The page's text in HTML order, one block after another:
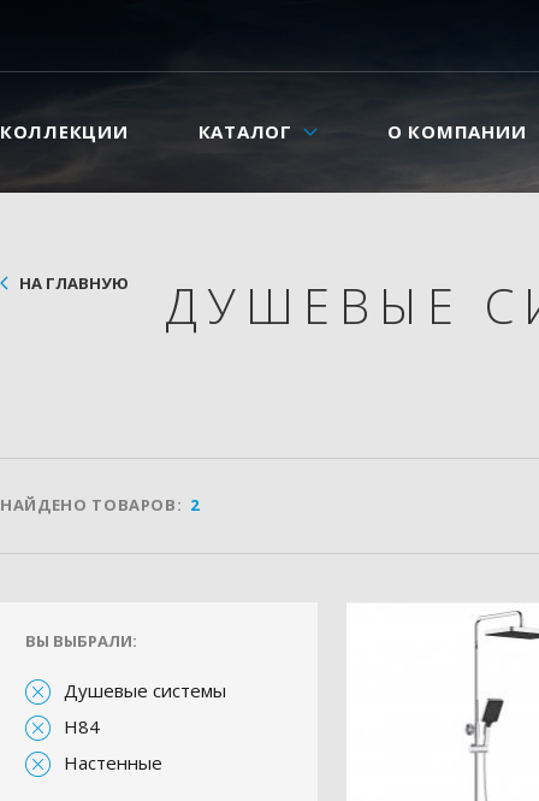
КОЛЛЕКЦИИ КАТАЛОГ О КОМПАНИИ
НА ГЛАВНУЮ ДУШЕВЫЕ
НАЙДЕНО ТОВАРОВ: 2
ВЫ ВЫБРАЛИ:
Душевые системы
H84
Настенные